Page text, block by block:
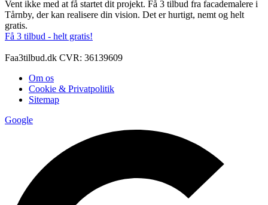
Vent ikke med at få startet dit projekt. Få 3 tilbud fra facademalere i
Tårnby, der kan realisere din vision. Det er hurtigt, nemt og helt
gratis.
Få 3 tilbud - helt gratis!
Faa3tilbud.dk CVR: 36139609
Om os
Cookie & Privatpolitik
Sitemap
Google